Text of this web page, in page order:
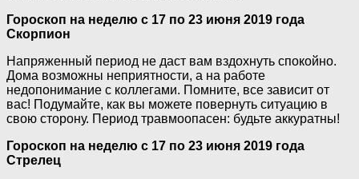
Гороскоп на неделю с 17 по 23 июня 2019 года
Скорпион
Напряженный период не даст вам вздохнуть спокойно.
Дома возможны неприятности, а на работе
недопонимание с коллегами. Помните, все зависит от
вас! Подумайте, как вы можете повернуть ситуацию в
свою сторону. Период травмоопасен: будьте аккуратны!
Гороскоп на неделю с 17 по 23 июня 2019 года
Стрелец